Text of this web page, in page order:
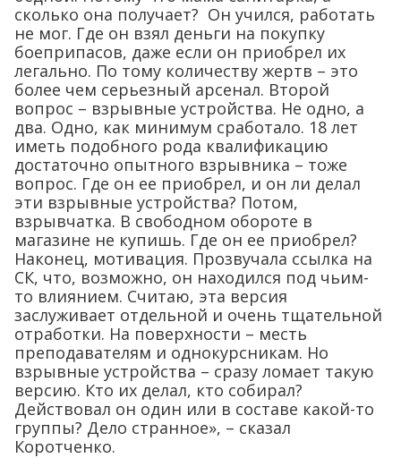
сколько она получает? Он учился, работать
не мог. Где он взял деньги на покупку
боеприпасов, даже если он приобрел их
легально. По тому количеству жертв – это
более чем серьезный арсенал. Второй
вопрос – взрывные устройства. Не одно, а
два. Одно, как минимум сработало. 18 лет
иметь подобного рода квалификацию
достаточно опытного взрывника – тоже
вопрос. Где он ее приобрел, и он ли делал
эти взрывные устройства? Потом,
взрывчатка. В свободном обороте в
магазине не купишь. Где он ее приобрел?
Наконец, мотивация. Прозвучала ссылка на
СК, что, возможно, он находился под чьим-
то влиянием. Считаю, эта версия
заслуживает отдельной и очень тщательной
отработки. На поверхности – месть
преподавателям и однокурсникам. Но
взрывные устройства – сразу ломает такую
версию. Кто их делал, кто собирал?
Действовал он один или в составе какой-то
группы? Дело странное», – сказал
Коротченко.